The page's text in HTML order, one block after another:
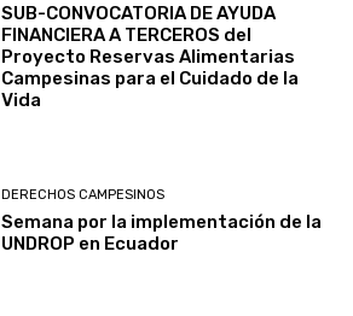
SUB-CONVOCATORIA DE AYUDA
FINANCIERA A TERCEROS del
Proyecto Reservas Alimentarias
Campesinas para el Cuidado de la
Vida
DERECHOS CAMPESINOS
Semana por la implementación de la
UNDROP en Ecuador